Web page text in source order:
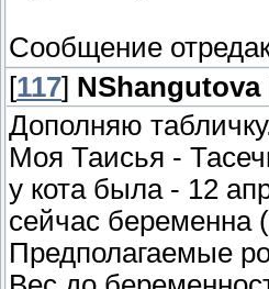
Сообщение
[117] NShangutova
Дополняю
Моя Таисья -
у кота была - 12
сейчас беременна
Предполагаемые